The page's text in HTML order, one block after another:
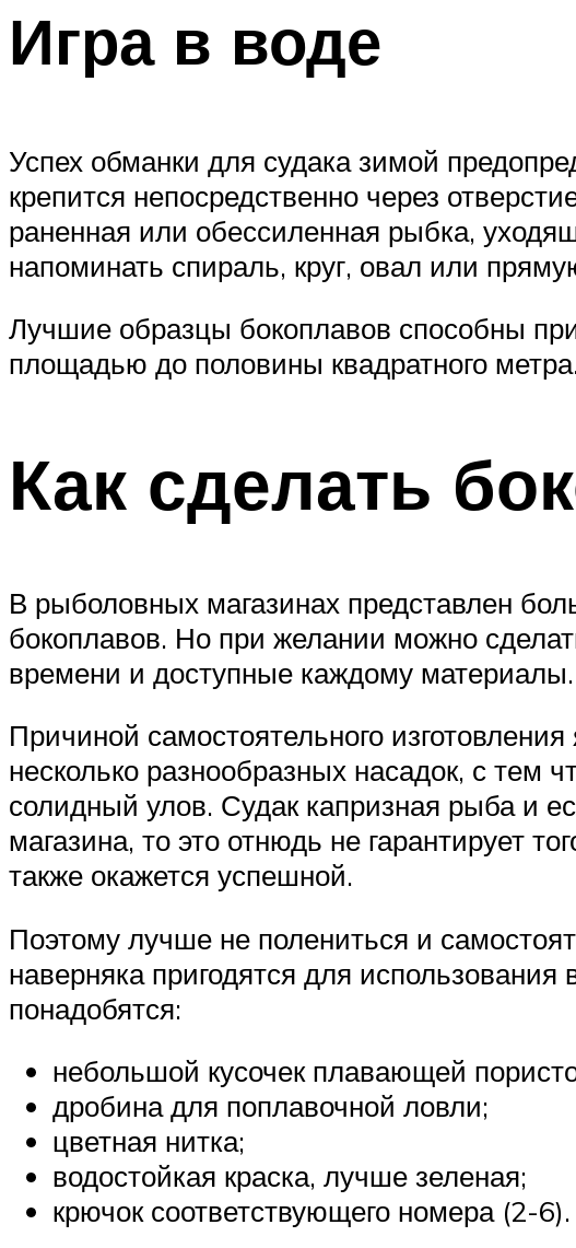
Игра в воде
Успех обманки для судака зимой
крепится непосредственно через
раненная или обессиленная рыбка,
напоминать спираль, круг, овал или
Лучшие образцы бокоплавов способны
площадью до половины квадратного
Как сделать
В рыболовных магазинах представлен
бокоплавов. Но при желании можно
времени и доступные каждому материалы.
Причиной самостоятельного
несколько разнообразных насадок, с
солидный улов. Судак капризная рыба и
магазина, то это отнюдь не гарантирует
также окажется успешной.
Поэтому лучше не полениться и
наверняка пригодятся для
понадобятся:
небольшой кусочек плавающей
дробина для поплавочной ловли;
цветная нитка;
водостойкая краска, лучше зеленая;
крючок соответствующего номера (2-6).